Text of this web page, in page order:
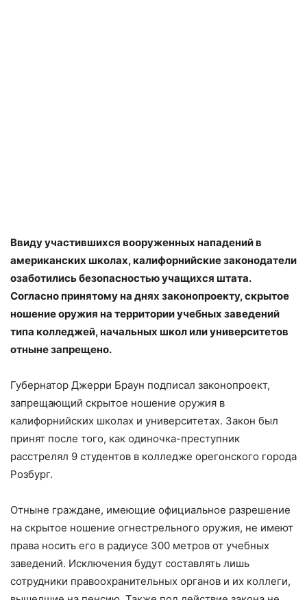
Ввиду участившихся вооруженных нападений в
американских школах, калифорнийские законодатели
озаботились безопасностью учащихся штата.
Согласно принятому на днях законопроекту, скрытое
ношение оружия на территории учебных заведений
типа колледжей, начальных школ или университетов
отныне запрещено.
Губернатор Джерри Браун подписал законопроект,
запрещающий скрытое ношение оружия в
калифорнийских школах и университетах. Закон был
принят после того, как одиночка-преступник
расстрелял 9 студентов в колледже орегонского города
Розбург.
Отныне граждане, имеющие официальное разрешение
на скрытое ношение огнестрельного оружия, не имеют
права носить его в радиусе 300 метров от учебных
заведений. Исключения будут составлять лишь
сотрудники правоохранительных органов и их коллеги,